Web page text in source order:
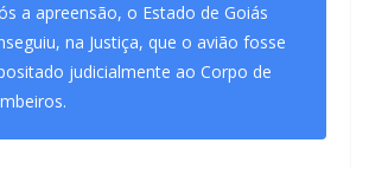
a apreensão, o Estado de Goiás
na Justiça, que o avião fosse
judicialmente ao Corpo de